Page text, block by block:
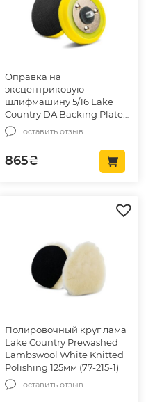
Оправка на
эксцентриковую
шлифмашину 5/16 Lake
Country DA Backing Plates
Yellow Urethane 73мм (43-
073DA)
оставить отзыв
865₴
Полировочный круг лама
Lake Country Prewashed
Lambswool White Knitted
Polishing 125мм (77-215-1)
оставить отзыв